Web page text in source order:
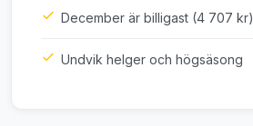
December är billigast (4 707 kr)
Undvik helger och högsäsong